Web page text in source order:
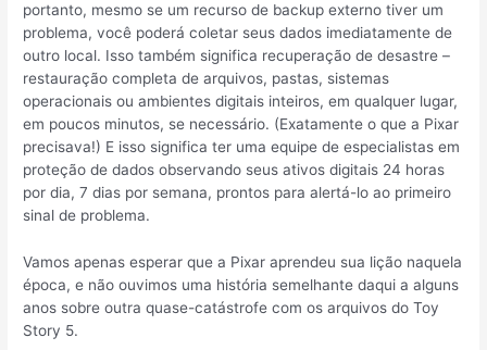
portanto, mesmo se um recurso de backup externo tiver um
problema, você poderá coletar seus dados imediatamente de
outro local. Isso também significa recuperação de desastre –
restauração completa de arquivos, pastas, sistemas
operacionais ou ambientes digitais inteiros, em qualquer lugar,
em poucos minutos, se necessário. (Exatamente o que a Pixar
precisava!) E isso significa ter uma equipe de especialistas em
proteção de dados observando seus ativos digitais 24 horas
por dia, 7 dias por semana, prontos para alertá-lo ao primeiro
sinal de problema.
Vamos apenas esperar que a Pixar aprendeu sua lição naquela
época, e não ouvimos uma história semelhante daqui a alguns
anos sobre outra quase-catástrofe com os arquivos do Toy
Story 5.